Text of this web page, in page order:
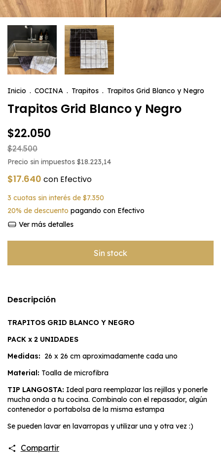
Inicio . COCINA . Trapitos . Trapitos Grid Blanco y Negro
Trapitos Grid Blanco y Negro
$22.050
$24.500
Precio sin impuestos $18.223,14
$17.640 con Efectivo
3 cuotas sin interés de $7.350
20% de descuento pagando con Efectivo
Ver más detalles
Descripción
TRAPITOS GRID BLANCO Y NEGRO
PACK x 2 UNIDADES
Medidas: 26 x 26 cm aproximadamente cada uno
Material: Toalla de microfibra
TIP LANGOSTA: Ideal para reemplazar las rejillas y ponerle
mucha onda a tu cocina. Combinalo con el repasador, algún
contenedor o portabolsa de la misma estampa
Se pueden lavar en lavarropas y utilizar una y otra vez :)
Compartir